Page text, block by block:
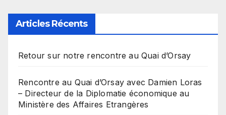
Articles Récents
Retour sur notre rencontre au Quai d’Orsay
Rencontre au Quai d’Orsay avec Damien Loras
– Directeur de la Diplomatie économique au
Ministère des Affaires Etrangères